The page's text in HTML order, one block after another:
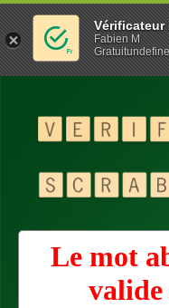
Le mot
valide
Vérificateur
Fabien M